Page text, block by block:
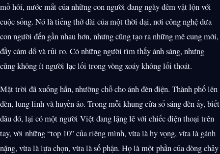
mồ hôi, nước mắt của những con người đang ngày đêm vật lộn với
cuộc sống. Nó là tiếng thở dài của một thời đại, nơi công nghệ đưa
con người đến gần nhau hơn, nhưng cũng tạo ra những mê cung mới,
đầy cám dỗ và rủi ro. Có những người tìm thấy ánh sáng, nhưng
cũng không ít người lạc lối trong vòng xoáy không lối thoát.
Mặt trời đã xuống hẳn, nhường chỗ cho ánh đèn điện. Thành phố lên
đèn, lung linh và huyền ảo. Trong mỗi khung cửa sổ sáng đèn ấy, biết
đâu đó, lại có một người Việt đang lặng lẽ với chiếc điện thoại trên
tay, với những “top 10” của riêng mình, vừa là hy vọng, vừa là gánh
nặng, vừa là lựa chọn, vừa là số phận. Họ là một phần của dòng chảy